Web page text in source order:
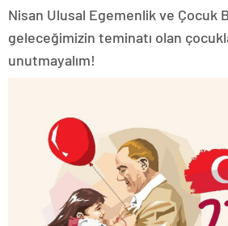
Nisan Ulusal Egemenlik ve Çocuk
geleceğimizin teminatı olan
unutmayalım!